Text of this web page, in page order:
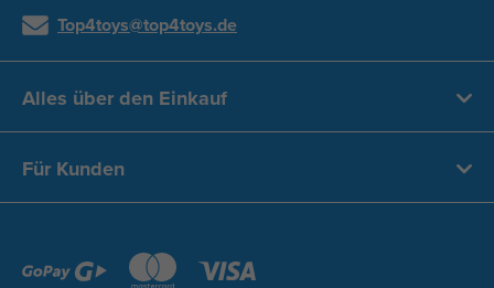
Top4toys@top4toys.de
Alles über den Einkauf
Für Kunden